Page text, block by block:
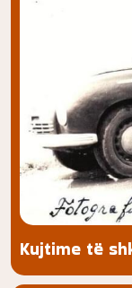
Kujtime të